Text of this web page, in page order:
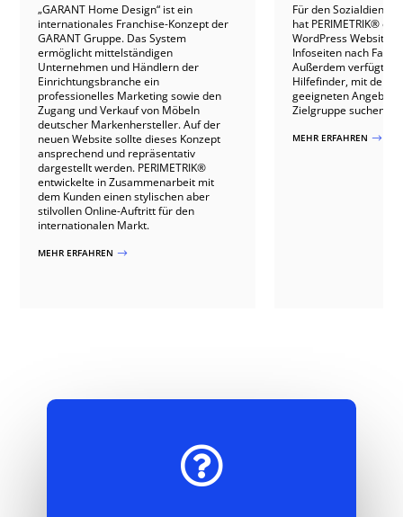
„GARANT Home Design“ ist ein
internationales Franchise-Konzept der
GARANT Gruppe. Das System
ermöglicht mittelständigen
Unternehmen und Händlern der
Einrichtungsbranche ein
professionelles Marketing sowie den
Zugang und Verkauf von Möbeln
deutscher Markenhersteller. Auf der
neuen Website sollte dieses Konzept
ansprechend und repräsentativ
dargestellt werden. PERIMETRIK®
entwickelte in Zusammenarbeit mit
dem Kunden einen stylischen aber
stilvollen Online-Auftritt für den
internationalen Markt.
MEHR ERFAHREN $
Für den
hat PERIMETRIK®
WordPress Website
Infoseiten nach
Außerdem verfügt
Hilfefinder, mit dem
geeigneten
Zielgruppe suchen
MEHR ERFAHREN $
